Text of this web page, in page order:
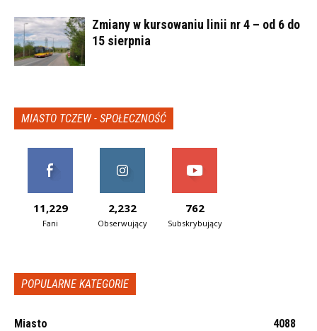
Zmiany w kursowaniu linii nr 4 – od 6 do
15 sierpnia
MIASTO TCZEW - SPOŁECZNOŚĆ
11,229
Fani
2,232
Obserwujący
762
Subskrybujący
POPULARNE KATEGORIE
Miasto
4088